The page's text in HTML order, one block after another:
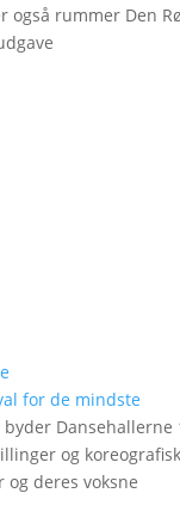
også rummer Den
for de mindste
byder Dansehallerne
og
deres voksne